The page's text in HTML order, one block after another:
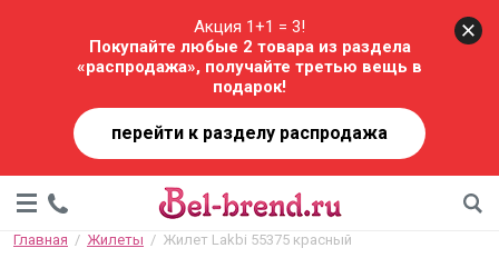
Акция 1+1 = 3!
Покупайте любые 2 товара из раздела
«распродажа», получайте третью вещь в
подарок!
перейти к разделу распродажа
Главная
  /
Жилеты
  /  Жилет Lakbi 55375 красный